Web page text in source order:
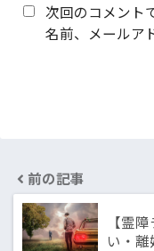
次回のコメント
名前、メールア
前の記事
【霊
い・